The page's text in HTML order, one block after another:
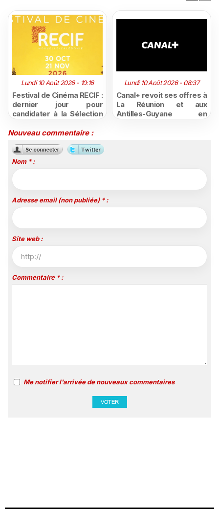
Lundi 10 Août 2026 - 10:16
Festival de Cinéma RECIF :
dernier jour pour
candidater à la Sélection
aux créations de
Polynésie
Lundi 10 Août 2026 - 08:37
Canal+ revoit ses offres à
La Réunion et aux
Antilles-Guyane en
Nouveau commentaire :
Nom * :
Adresse email (non publiée) * :
Site web :
Commentaire * :
Me notifier l'arrivée de nouveaux commentaires